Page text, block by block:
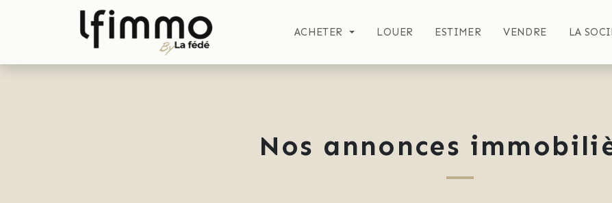
ACHETER LOUER ESTIMER VENDRE LA
Nos annonces